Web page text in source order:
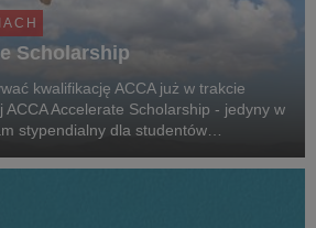
Scholarship
kwalifikację ACCA już w trakcie
ACCA Accelerate Scholarship - jedyny w
stypendialny dla studentów